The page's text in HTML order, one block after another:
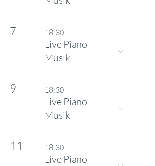
7 18:30
Live Piano
Musik
9 18:30
Live Piano
Musik
11 18:30
Live Piano